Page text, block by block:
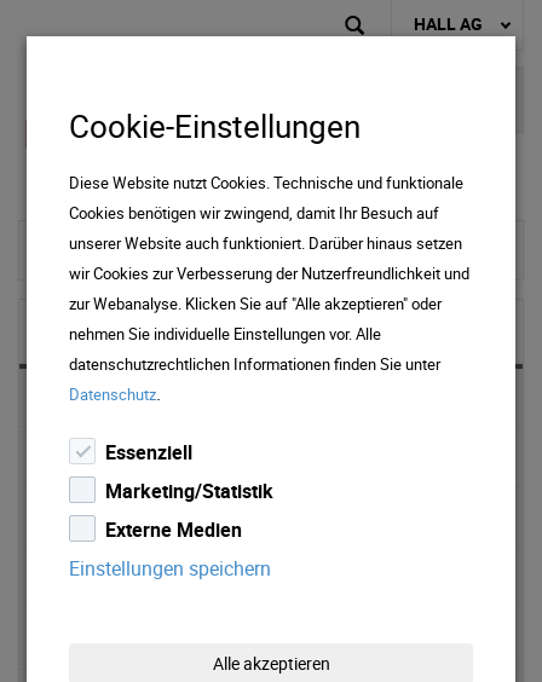
HALL AG
zur Startseite
NEWS & MEDIA
News 2025
News 2024
News 2023
News 2022
Cookie-Einstellungen
Diese Website nutzt Cookies. Technische und funktionale
Cookies benötigen wir zwingend, damit Ihr Besuch auf
unserer Website auch funktioniert. Darüber hinaus setzen
wir Cookies zur Verbesserung der Nutzerfreundlichkeit und
zur Webanalyse. Klicken Sie auf "Alle akzeptieren" oder
nehmen Sie individuelle Einstellungen vor. Alle
datenschutzrechtlichen Informationen finden Sie unter
Datenschutz.
Essenziell
Marketing/Statistik
Externe Medien
Einstellungen speichern
Alle akzeptieren